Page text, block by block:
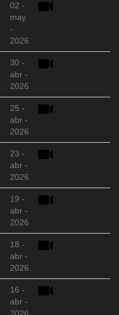
02 -
may
-
2026
30 -
abr -
2026
25 -
abr -
2026
23 -
abr -
2026
19 -
abr -
2026
18 -
abr -
2026
16 -
abr -